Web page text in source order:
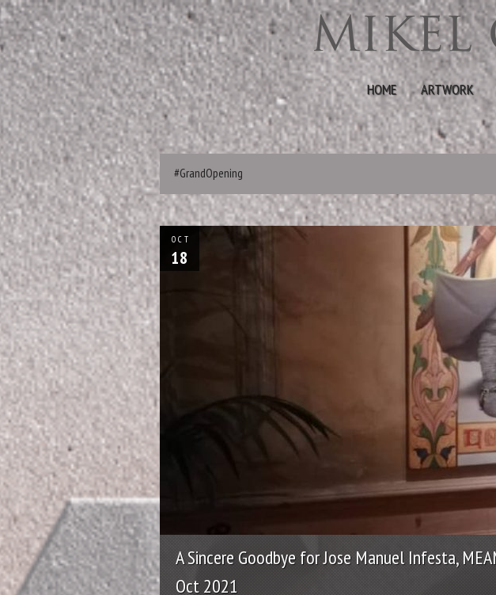
HOME ARTWORK
#GrandOpening
OCT
18
A Sincere Goodbye for Jose Manuel Infesta,
Oct 2021